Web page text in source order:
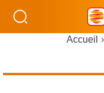
Accueil